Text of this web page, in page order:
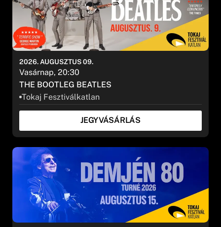
THE BOOTLEG BEATLES
Tokaj Fesztiválkatlan
2026. AUGUSZTUS 09.
Vasárnap, 20:30
JEGYVÁSÁRLÁS